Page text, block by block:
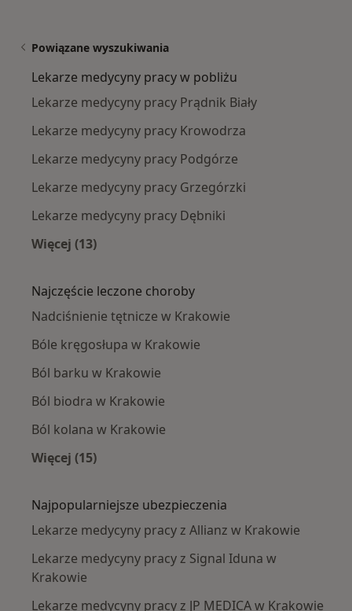
Powiązane wyszukiwania
Lekarze medycyny pracy w pobliżu
Lekarze medycyny pracy Prądnik Biały
Lekarze medycyny pracy Krowodrza
Lekarze medycyny pracy Podgórze
Lekarze medycyny pracy Grzegórzki
Lekarze medycyny pracy Dębniki
Więcej (13)
Najczęście leczone choroby
Nadciśnienie tętnicze w Krakowie
Bóle kręgosłupa w Krakowie
Ból barku w Krakowie
Ból biodra w Krakowie
Ból kolana w Krakowie
Więcej (15)
Najpopularniejsze ubezpieczenia
Lekarze medycyny pracy z Allianz w Krakowie
Lekarze medycyny pracy z Signal Iduna w
Krakowie
Lekarze medycyny pracy z JP MEDICA w Krakowie